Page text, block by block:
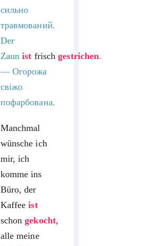
сильно
травмований.
Der
Zaunist frischgestrichen.
—Огорожа
свіжо
пофарбована.
Manchmal
wünsche ich
mir, ich
komme ins
Büro, der
Kaffeeist
schongekocht,
alle meine